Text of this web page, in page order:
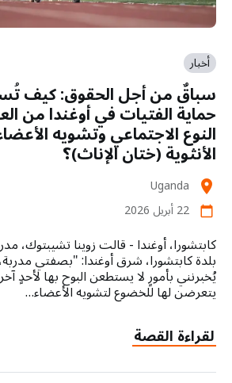
أخبار
سباقٌ من أجل الحقوق: كيف
حماية الفتيات في أوغندا من
النوع الاجتماعي وتشويه
الأنثوية (ختان الإناث)؟
location_on
Uganda
calendar_today 22 أبريل 2026
كابتشورا، أوغندا - قالت زوينا تشيبتوك،
بلدة كابتشورا، شرق أوغندا: "بصفتي
يُخبرنني بأمورٍ لا يستطعن ​​البوح بها لأحدٍ
يتعرضن لها للخضوع لتشويه الأعضاء…
لقراءة القصة